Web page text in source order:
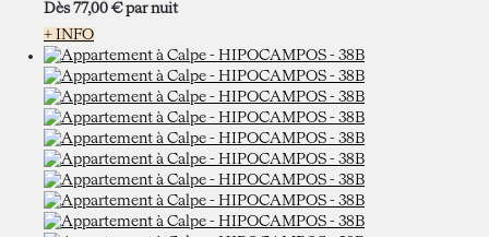
Dès 77,00 € par nuit
+ INFO